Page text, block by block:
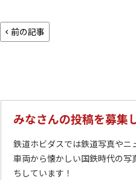
前の記事
みなさんの投稿を募集
鉄道ホビダスでは鉄道写真やニ
車両から懐かしい国鉄時代の
ちしています！